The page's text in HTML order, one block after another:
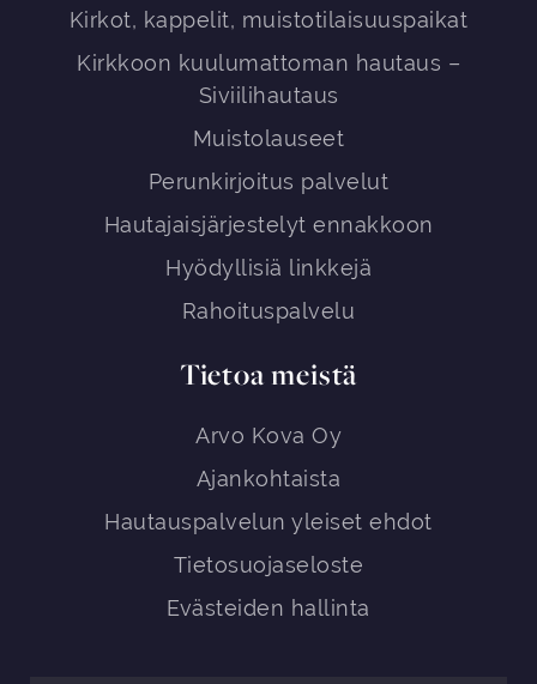
Kirkot, kappelit, muistotilaisuuspaikat
Kirkkoon kuulumattoman hautaus –
Siviilihautaus
Muistolauseet
Perunkirjoitus palvelut
Hautajaisjärjestelyt ennakkoon
Hyödyllisiä linkkejä
Rahoituspalvelu
Tietoa meistä
Arvo Kova Oy
Ajankohtaista
Hautauspalvelun yleiset ehdot
Tietosuojaseloste
Evästeiden hallinta